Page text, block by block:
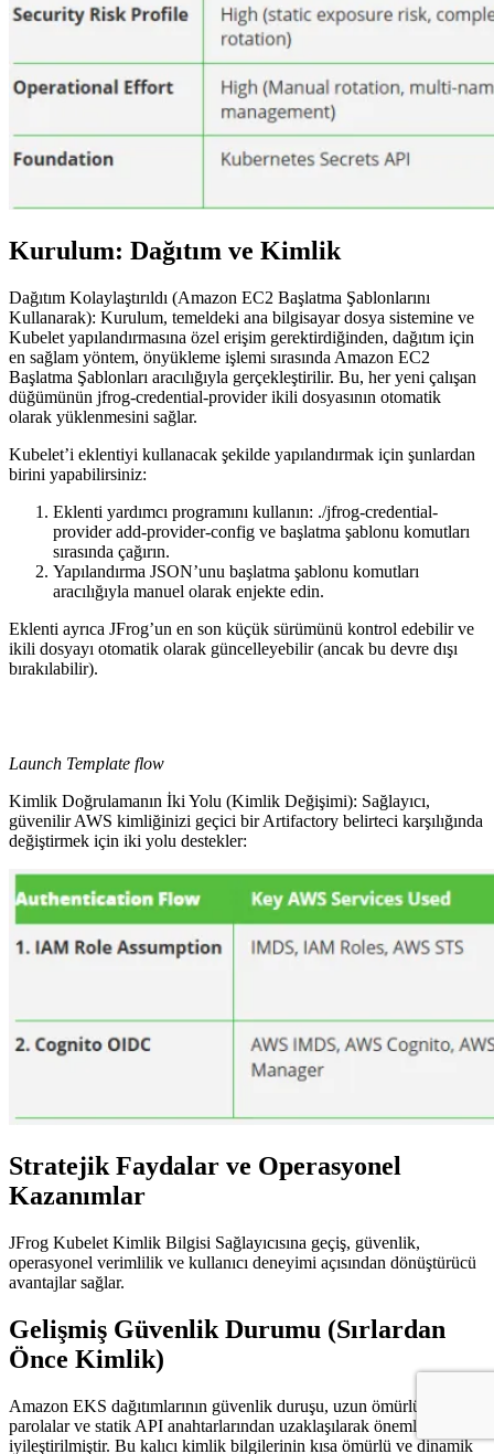
Kurulum: Dağıtım ve Kimlik
Dağıtım Kolaylaştırıldı (Amazon EC2 Başlatma Şablonlarını
Kullanarak): Kurulum, temeldeki ana bilgisayar dosya sistemine ve
Kubelet yapılandırmasına özel erişim gerektirdiğinden, dağıtım için
en sağlam yöntem, önyükleme işlemi sırasında Amazon EC2
Başlatma Şablonları aracılığıyla gerçekleştirilir. Bu, her yeni çalışan
düğümünün jfrog-credential-provider ikili dosyasının otomatik
olarak yüklenmesini sağlar.
Kubelet’i eklentiyi kullanacak şekilde yapılandırmak için şunlardan
birini yapabilirsiniz:
Eklenti yardımcı programını kullanın: ./jfrog-credential-
provider add-provider-config ve başlatma şablonu komutları
sırasında çağırın.
Yapılandırma JSON’unu başlatma şablonu komutları
aracılığıyla manuel olarak enjekte edin.
Eklenti ayrıca JFrog’un en son küçük sürümünü kontrol edebilir ve
ikili dosyayı otomatik olarak güncelleyebilir (ancak bu devre dışı
bırakılabilir).
Launch Template flow
Kimlik Doğrulamanın İki Yolu (Kimlik Değişimi): Sağlayıcı,
güvenilir AWS kimliğinizi geçici bir Artifactory belirteci karşılığında
değiştirmek için iki yolu destekler:
Stratejik Faydalar ve Operasyonel
Kazanımlar
JFrog Kubelet Kimlik Bilgisi Sağlayıcısına geçiş, güvenlik,
operasyonel verimlilik ve kullanıcı deneyimi açısından dönüştürücü
avantajlar sağlar.
Gelişmiş Güvenlik Durumu (Sırlardan
Önce Kimlik)
Amazon EKS dağıtımlarının güvenlik duruşu, uzun ömürlü
parolalar ve statik API anahtarlarından uzaklaşılarak önemli ölçüde
iyileştirilmiştir. Bu kalıcı kimlik bilgilerinin kısa ömürlü ve dinamik